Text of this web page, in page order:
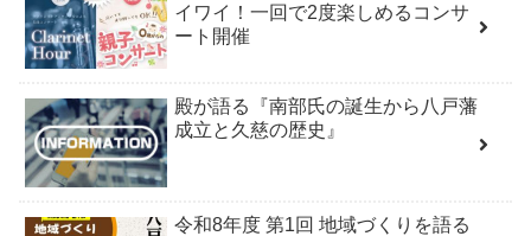
イワイ！一回で2度楽しめるコンサ
ート開催
殿が語る『南部氏の誕生から八戸藩
成立と久慈の歴史』
令和8年度 第1回 地域づくりを語る